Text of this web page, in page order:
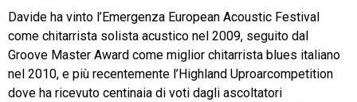
Davide ha vinto l’Emergenza European Acoustic Festival
come chitarrista solista acustico nel 2009, seguito dal
Groove Master Award come miglior chitarrista blues italiano
nel 2010, e più recentemente l’Highland Uproarcompetition
dove ha ricevuto centinaia di voti dagli ascoltatori